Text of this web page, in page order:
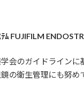
ﾑ FUJIFILM
会のガイドラインに
の衛生管理にも努め